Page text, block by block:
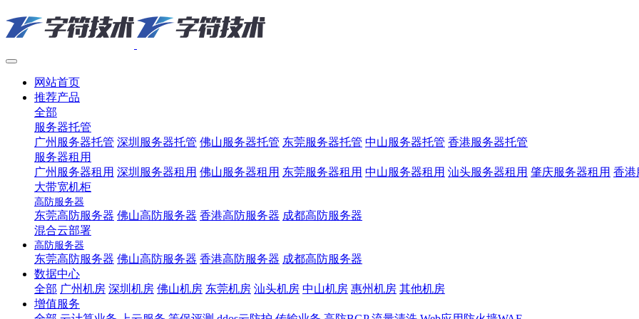
网站首页
推荐产品
全部
服务器托管
广州服务器托管 深圳服务器托管 佛山服务器托管 东莞服务器托管 中山服务器托管 香港服务器托管
服务器租用
广州服务器租用 深圳服务器租用 佛山服务器租用 东莞服务器租用 中山服务器租用 汕头服务器租用 肇庆服务器租用 香港
大带宽机柜
高防服务器
东莞高防服务器 佛山高防服务器 香港高防服务器 成都高防服务器
混合云部署
高防服务器
东莞高防服务器 佛山高防服务器 香港高防服务器 成都高防服务器
数据中心
全部 广州机房 深圳机房 佛山机房 东莞机房 汕头机房 中山机房 惠州机房 其他机房
增值服务